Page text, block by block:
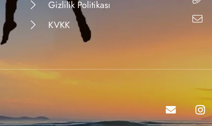
Gizlilik Politikası
KVKK